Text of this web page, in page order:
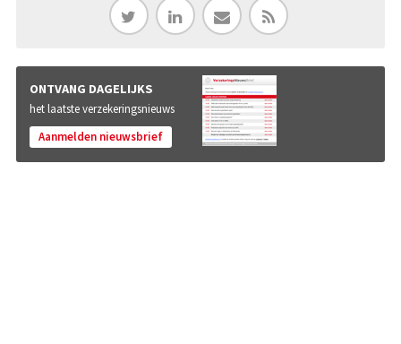
ONTVANG DAGELIJKS
het laatste verzekeringsnieuws
Aanmelden nieuwsbrief